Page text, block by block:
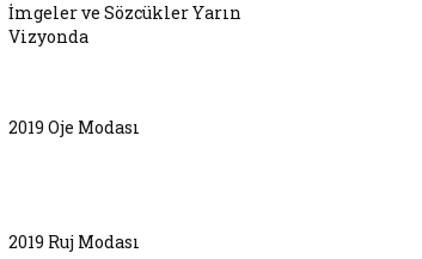
İmgeler ve Sözcükler Yarın
Vizyonda
2019 Oje Modası
2019 Ruj Modası